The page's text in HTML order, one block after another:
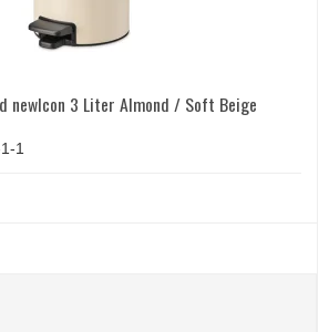
newIcon 3 Liter Almond / Soft Beige
1